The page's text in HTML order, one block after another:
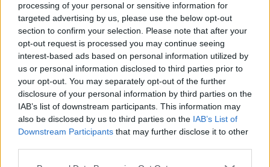
processing of your personal or sensitive information for
targeted advertising by us, please use the below opt-out
section to confirm your selection. Please note that after your
opt-out request is processed you may continue seeing
interest-based ads based on personal information utilized by
us or personal information disclosed to third parties prior to
your opt-out. You may separately opt-out of the further
disclosure of your personal information by third parties on the
IAB’s list of downstream participants. This information may
also be disclosed by us to third parties on the IAB’s List of
Downstream Participants that may further disclose it to other
Cómo ir desde Stadtkreis Freiburg Im Breisgau
a Yverdon-les-Bains